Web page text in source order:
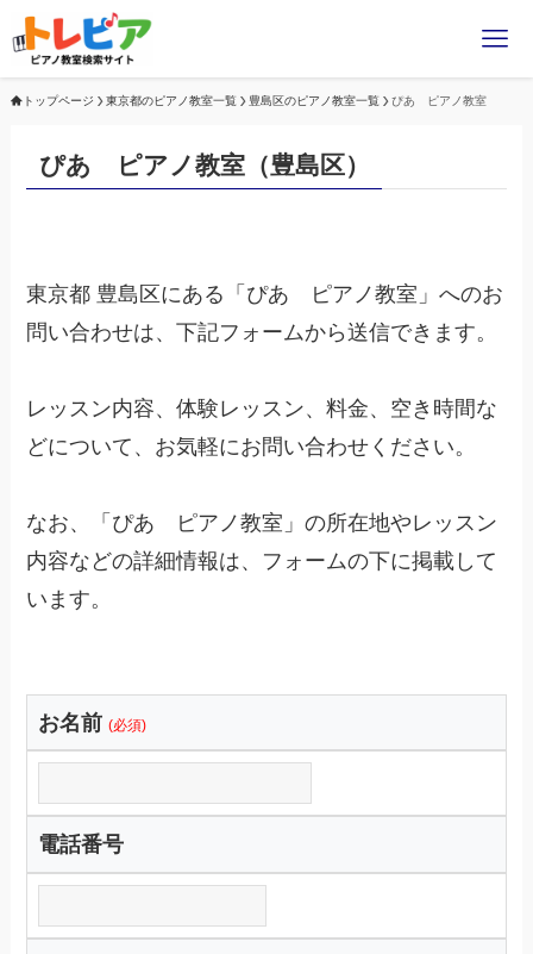
トップページ 東京都のピアノ教室一覧 豊島区のピアノ教室一覧 ぴあ ピアノ教室
ぴあ ピアノ教室（豊島区）
東京都 豊島区にある「ぴあ ピアノ教室」へのお
問い合わせは、下記フォームから送信できます。
レッスン内容、体験レッスン、料金、空き時間な
どについて、お気軽にお問い合わせください。
なお、「ぴあ ピアノ教室」の所在地やレッスン
内容などの詳細情報は、フォームの下に掲載して
います。
お名前 (必須)
電話番号